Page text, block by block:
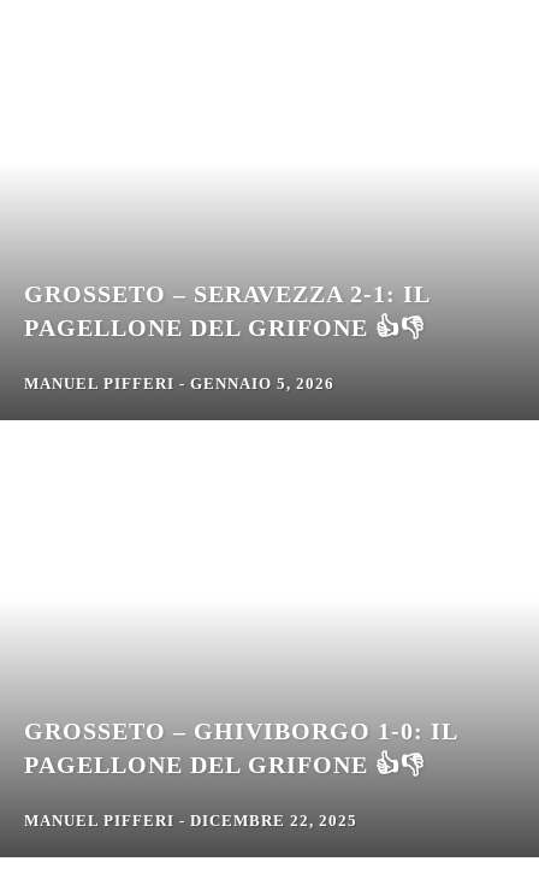
GROSSETO – SERAVEZZA 2-1: IL
PAGELLONE DEL GRIFONE 👍👎
MANUEL PIFFERI - GENNAIO 5, 2026
GROSSETO – GHIVIBORGO 1-0: IL
PAGELLONE DEL GRIFONE 👍👎
MANUEL PIFFERI - DICEMBRE 22, 2025